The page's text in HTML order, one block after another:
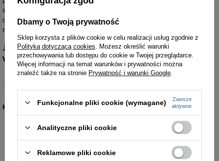
skorupie skutecznie zabezpiecza zawartość przed naciskiem, a
optymalna pojemność pozwala na sprawne spakowanie ekwipunku
na tygodniowy wyjazd.
Jakie materiały i warianty kolorystyczne
wyróżniają tę kolekcję?
KATEGORIE
Torebki damskie Torby damskie
Torby męskie Teczki męskie
Dbamy o Twoją prywatność
Sklep korzysta z plików cookie w celu realizacji usług zgodnie z
Polityką dotyczącą cookies . Możesz określić warunki
przechowywania lub dostępu do cookie w Twojej przeglądarce.
Więcej informacji na temat warunków i prywatności można
znaleźć także na stronie Prywatność i warunki Google
Funkcjonalne pliki cookie (wymagane)
Zawsze
aktywne
Analityczne pliki cookie
Reklamowe pliki cookie